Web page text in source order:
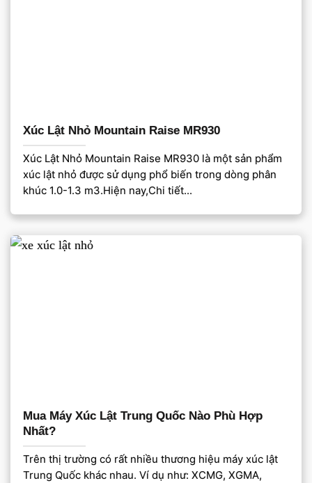
Xúc Lật Nhỏ Mountain Raise MR930
Xúc Lật Nhỏ Mountain Raise MR930 là một sản phẩm
xúc lật nhỏ được sử dụng phổ biến trong dòng phân
khúc 1.0-1.3 m3.Hiện nay,Chi tiết...
Mua Máy Xúc Lật Trung Quốc Nào Phù Hợp
Nhất?
Trên thị trường có rất nhiều thương hiệu máy xúc lật
Trung Quốc khác nhau. Ví dụ như: XCMG, XGMA,